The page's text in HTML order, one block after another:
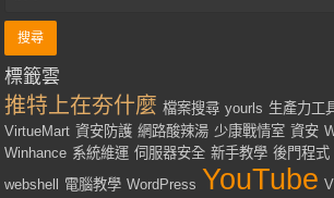
標籤雲
推特上在夯什麼 檔案搜尋 yourls 生產力工
VirtueMart 資安防護 網路酸辣湯 少康戰情室 資安
Winhance 系統維運 伺服器安全 新手教學 後門程式
webshell
電腦教學 WordPress YouTube